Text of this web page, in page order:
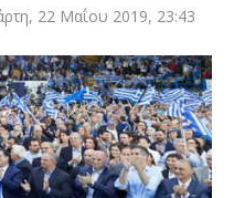
22 Μαΐου 2019, 23:43